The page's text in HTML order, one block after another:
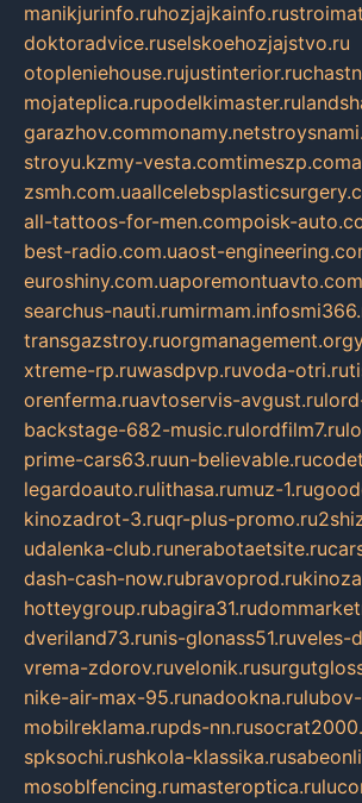
manikjurinfo.ruhozjajkainfo.ru
doktoradvice.ruselskoehozjajstvo.ru
otopleniehouse.rujustinterior.ru
mojateplica.rupodelkimaster.ru
garazhov.commonamy.net
stroyu.kzmy-vesta.comtimeszp.com
zsmh.com.ua
all-tattoos-for-men.compoisk-
best-radio.com.uaost-
euroshiny.com.uaporemontuavto.com
searchus-nauti.rumirmam.info
transgazstroy.ruorgmanagement.org
xtreme-rp.ruwasdpvp.ruvoda-otri.ru
orenferma.ruavtoservis-avgust.ru
backstage-682-music.rulordfilm7.ru
prime-cars63.ruun-believable.ru
legardoauto.rulithasa.rumuz-1.ru
kinozadrot-3.ruqr-plus-promo.ru
udalenka-club.runerabotaetsite.ru
dash-cash-now.rubravoprod.ru
hotteygroup.rubagira31.ru
dveriland73.runis-glonass51.ruveles-
vrema-zdorov.ruvelonik.ru
nike-air-max-95.runadookna.ru
mobilreklama.rupds-nn.ru
spksochi.rushkola-klassika.ru
mosoblfencing.rumasteroptica.ru